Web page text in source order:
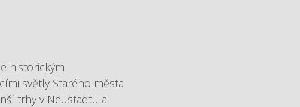
historickým
světly Starého města
trhy v Neustadtu a